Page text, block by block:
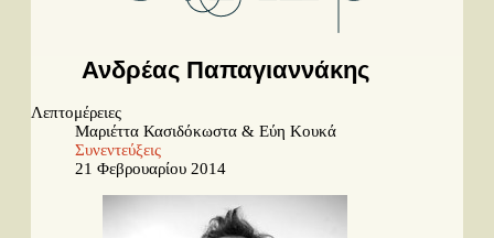
Live & Συναυλίες
Συνεντεύξεις
Παρουσιάσεις
Δίσκοι
Σειρές
Ανδρέας Παπαγιαννάκης
Λεπτομέρειες
Μαριέττα Κασιδόκωστα & Εύη Κουκά
Συνεντεύξεις
21 Φεβρουαρίου 2014